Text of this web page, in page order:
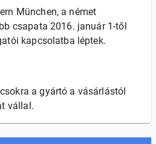
München, a német
csapata 2016. január 1-től
kapcsolatba léptek.
a gyártó a vásárlástól
vállal.